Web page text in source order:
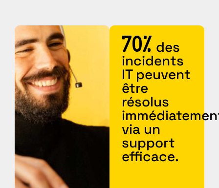
70% des
incidents
IT peuvent
être
résolus
via un
support
efficace.